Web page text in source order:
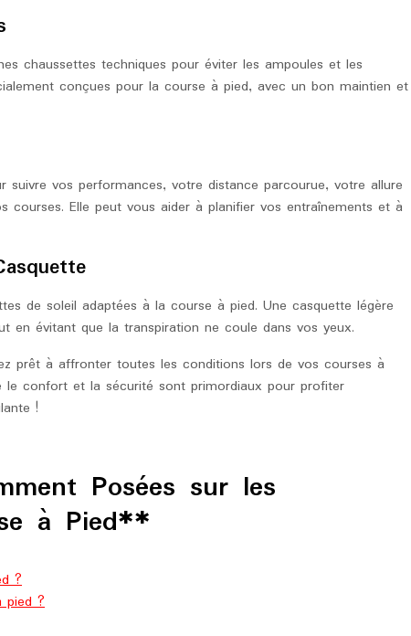
chaussettes techniques pour éviter les ampoules et les
conçues pour la course à pied, avec un bon maintien et
vos performances, votre distance parcourue, votre allure
courses. Elle peut vous aider à planifier vos entraînements et à
de soleil adaptées à la course à pied. Une casquette légère
en évitant que la transpiration ne coule dans vos yeux.
prêt à affronter toutes les conditions lors de vos courses à
le confort et la sécurité sont primordiaux pour profiter
!
Posées sur les
à Pied**
?
pied ?